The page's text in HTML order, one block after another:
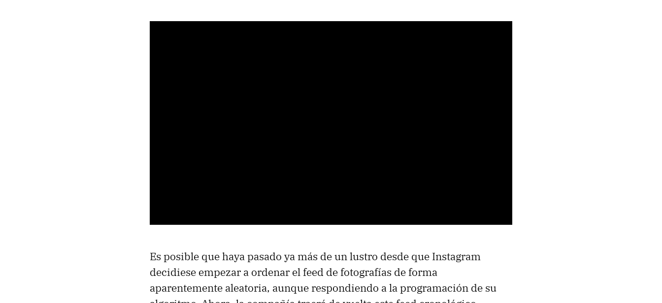
Es posible que haya pasado ya más de un lustro desde que Instagram
decidiese empezar a ordenar el feed de fotografías de forma
aparentemente aleatoria, aunque respondiendo a la programación de su